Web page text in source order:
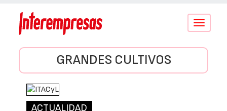
Conmutar
GRANDES CULTIVOS
ACTUALIDAD